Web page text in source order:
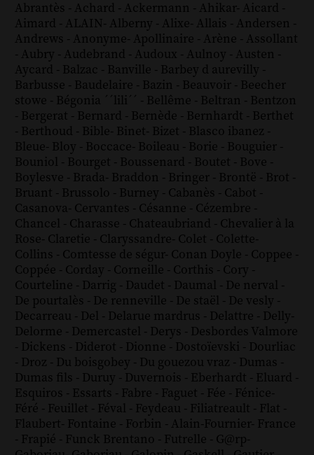
Abrantès - Achard - Ackermann - Ahikar- Aicard -
Aimard - ALAIN- Alberny - Alixe- Allais - Andersen -
Andrews - Anonyme- Apollinaire - Arène - Assollant
- Aubry - Audebrand - Audoux - Aulnoy - Austen -
Aycard - Balzac - Banville - Barbey d aurevilly -
Barbusse - Baudelaire - Bazin - Beauvoir - Beecher
stowe - Bégonia ´´lili´´ - Bellême - Beltran - Bentzon
- Bergerat - Bernard - Bernède - Bernhardt - Berthet
- Berthoud - Bible- Binet- Bizet - Blasco ibanez -
Bleue- Bloy - Boccace- Boileau - Borie - Bouguier -
Bouniol - Bourget - Boussenard - Boutet - Bove -
Boylesve - Brada- Braddon - Bringer - Brontë - Brot -
Bruant - Brussolo - Burney - Cabanès - Cabot -
Casanova- Cervantes - Césanne - Cézembre -
Chancel - Charasse - Chateaubriand - Chevalier à la
Rose- Claretie - Claryssandre- Colet - Colette-
Collins - Comtesse de ségur- Conan Doyle - Coppee -
Coppée - Corday - Corneille - Corthis - Cory -
Courteline - Darrig - Daudet - Daumal - De nerval -
De pourtalès - De renneville - De staël - De vesly -
Decarreau - Del - Delarue mardrus - Delattre - Delly-
Delorme - Demercastel - Derys - Desbordes Valmore
- Dickens - Diderot - Dionne - Dostoïevski - Dourliac
- Droz - Du boisgobey - Du gouezou vraz - Dumas -
Dumas fils - Duruy - Duvernois - Eberhardt - Eluard -
Esquiros - Essarts - Fabre - Faguet - Fée - Fénice-
Féré - Feuillet - Féval - Feydeau - Filiatreault - Flat -
Flaubert- Fontaine - Forbin - Alain-Fournier- France
- Frapié - Funck Brentano - Futrelle - G@rp-